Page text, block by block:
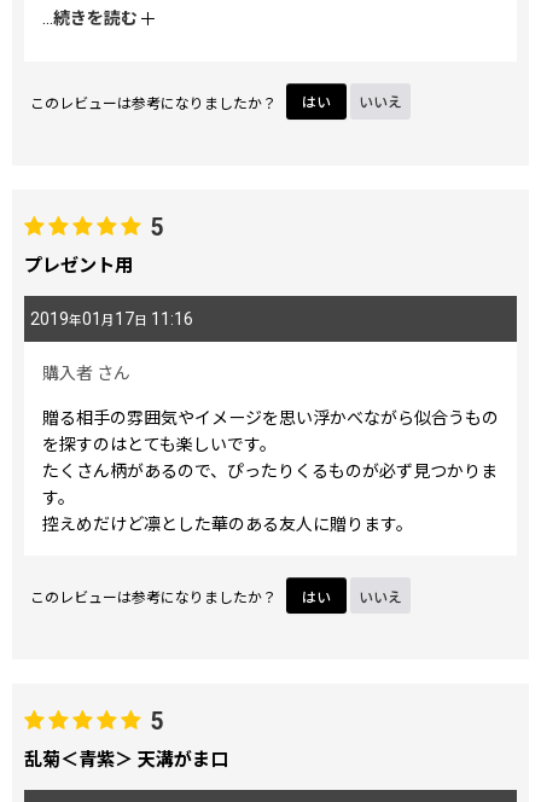
とても身軽になりました。
がま口のパチンッという音も小気味よく、
続きを読む
このレビューは参考になりましたか？ はい いいえ
5
プレゼント用
2019年01 月 17日 11:16
購入者 さん
贈る相手の雰囲気やイメージを思い浮かべながら似合うもの
を探すのはとても楽しいです。
たくさん柄があるので、ぴったりくるものが必ず見つかりま
す。
控えめだけど凛とした華のある友人に贈ります。
このレビューは参考になりましたか？ はい いいえ
5
乱菊＜青紫＞ 天溝がま口